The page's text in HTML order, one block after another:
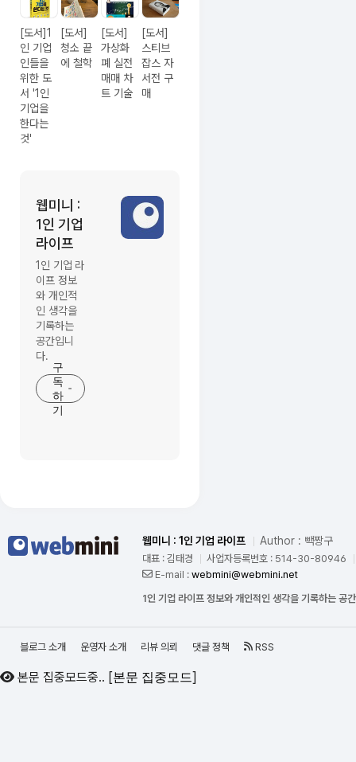
[도서]1
인 기업
인들을
위한 도
서 '1인
기업을
한다는
것'
[도서]
청소 끝
에 철학
[도서]
가상화
폐 실전
매매 차
트 기술
[도서]
스티브
잡스 자
서전 구
매
웹미니 :
1인 기업
라이프
1인 기업 라
이프 정보
와 개인적
인 생각을
기록하는
공간입니
다.
구
독
하
기
글
웹미니 : 1인 기업 라이프 Author : 빽짱구
대표 : 김태경
사업자등록번호 : 514-30-80946
E-mail :webmini@webmini.net
1인 기업 라이프 정보와 개인적인 생각을 기록하는 공
블로그 소개 운영자 소개 리뷰 의뢰 댓글 정책 RSS
본문 집중모드중.. [본문 집중모드]